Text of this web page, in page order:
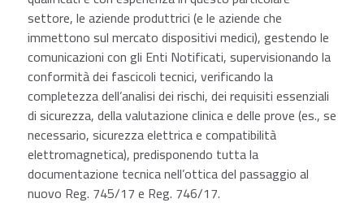
settore, le aziende produttrici (e le aziende che
immettono sul mercato dispositivi medici), gestendo le
comunicazioni con gli Enti Notificati, supervisionando la
conformità dei fascicoli tecnici, verificando la
completezza dell’analisi dei rischi, dei requisiti essenziali
di sicurezza, della valutazione clinica e delle prove (es., se
necessario, sicurezza elettrica e compatibilità
elettromagnetica), predisponendo tutta la
documentazione tecnica nell’ottica del passaggio al
nuovo Reg. 745/17 e Reg. 746/17.